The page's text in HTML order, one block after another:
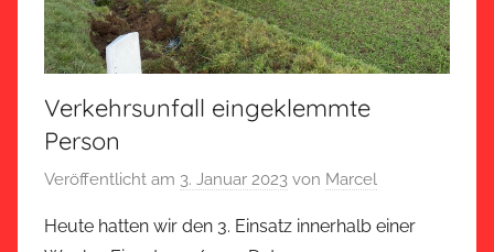
Verkehrsunfall eingeklemmte
Person
Veröffentlicht am 3. Januar 2023 von Marcel
Heute hatten wir den 3. Einsatz innerhalb einer